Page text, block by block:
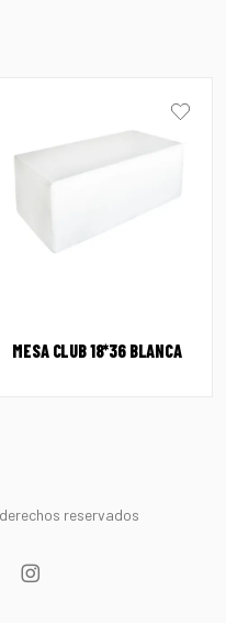
MESA CLUB 18*36 BLANCA
reservados
instagram